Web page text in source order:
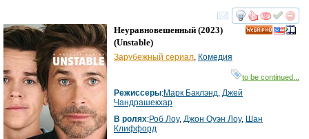
смотреть
Неуравновешенный (2023)
(Unstable)
Зарубежный сериал Комедия
to be continued...
Режиссеры:Марк Баклэнд Джей
Чандрашекхар
В ролях:Роб Лоу, Джон Оуэн Лоу, Шан
Клиффорд